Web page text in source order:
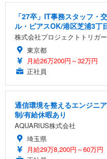
「27卒」IT事務スタッフ・
ル・ピアスOK/港区芝浦3丁
株式会社プロジェクトトリガー
東京都
月給26万200円～32万円
正社員
通信環境を整えるエンジニ
制/有給休暇あり
AQUARIUS株式会社
埼玉県
月給29万8,200円～60万円